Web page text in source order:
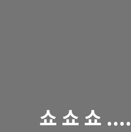
쇼 쇼 쇼 ....